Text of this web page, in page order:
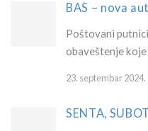
BAS – nova
Poštovani
obaveštenje
23. septembar 2024.
SENTA,